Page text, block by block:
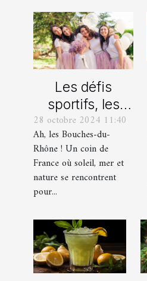
Les défis
sportifs, les
incontournables
de toute
organisation
d’EVG et EVJF
Rhône
28 octobre 2024 11:40
Ah, les Bouches-du-
Rhône ! Un coin de
France où soleil, mer et
nature se rencontrent
pour...